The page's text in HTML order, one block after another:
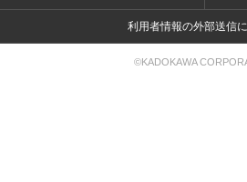
利用者情報の外部送信
©KADOKAWA